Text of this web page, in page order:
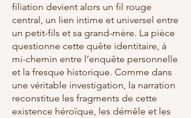
filiation devient alors un fil rouge
central, un lien intime et universel entre
un petit-fils et sa grand-mère. La pièce
questionne cette quête identitaire, à
mi-chemin entre l’enquête personnelle
et la fresque historique. Comme dans
une véritable investigation, la narration
reconstitue les fragments de cette
existence héroïque, les démêle et les